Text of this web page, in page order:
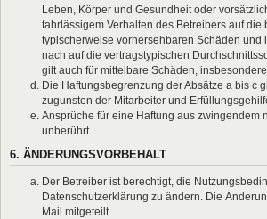
Leben, Körper und Gesundheit oder
fahrlässigem Verhalten des Betreibers auf die
typischerweise vorhersehbaren Schäden und
nach auf die vertragstypischen
gilt auch für mittelbare Schäden,
Die Haftungsbegrenzung der Absätze a bis c
zugunsten der Mitarbeiter und
Ansprüche für eine Haftung aus zwingendem
unberührt.
6. ÄNDERUNGSVORBEHALT
Der Betreiber ist berechtigt, die
Datenschutzerklärung zu ändern. Die
Mail mitgeteilt.